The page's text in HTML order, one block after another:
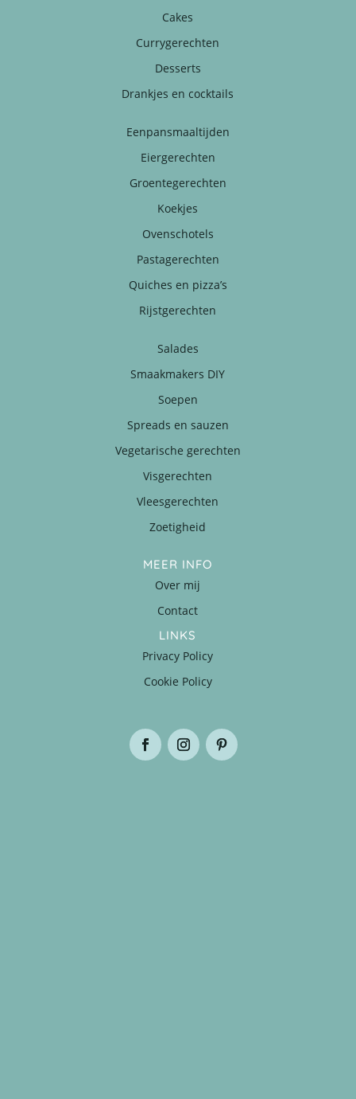
Cakes
Currygerechten
Desserts
Drankjes en cocktails
Eenpansmaaltijden
Eiergerechten
Groentegerechten
Koekjes
Ovenschotels
Pastagerechten
Quiches en pizza’s
Rijstgerechten
Salades
Smaakmakers DIY
Soepen
Spreads en sauzen
Vegetarische gerechten
Visgerechten
Vleesgerechten
Zoetigheid
MEER INFO
Over mij
Contact
LINKS
Privacy Policy
Cookie Policy